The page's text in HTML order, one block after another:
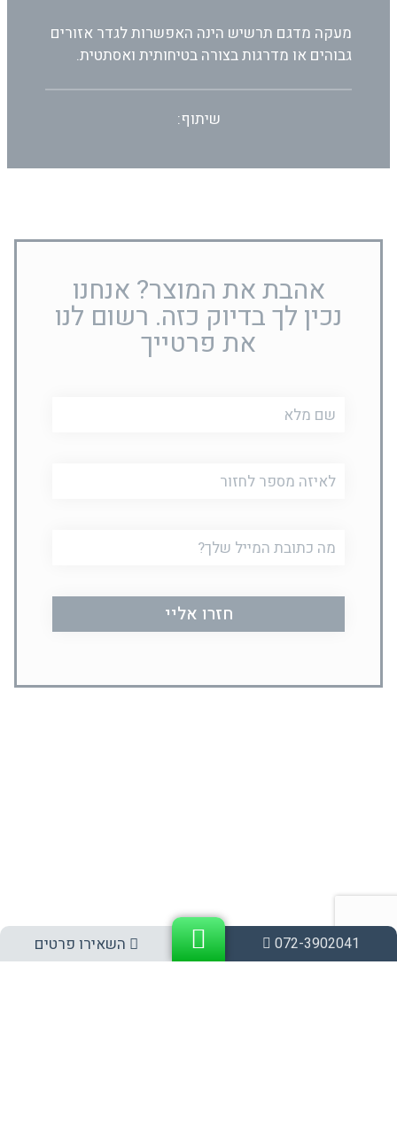
מעקה מדגם תרשיש הינה האפשרות לגדר אזורים
גבוהים או מדרגות בצורה בטיחותית ואסתטית.
שיתוף:
אהבת את המוצר? אנחנו
נכין לך בדיוק כזה. רשום לנו
את פרטייך
שם
טלפון
דוא"ל
072-3902041 השאירו פרטים